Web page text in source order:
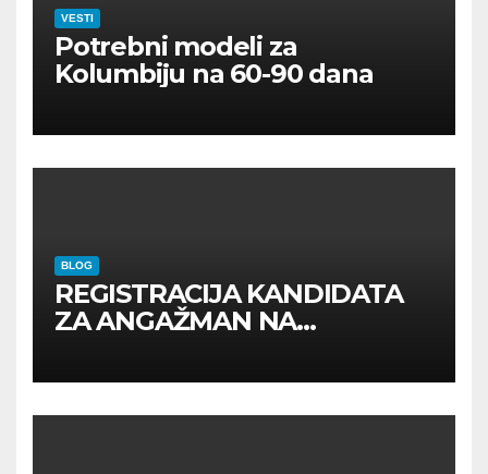
VESTI
Potrebni modeli za
Kolumbiju na 60-90 dana
BLOG
REGISTRACIJA KANDIDATA
ZA ANGAŽMAN NA